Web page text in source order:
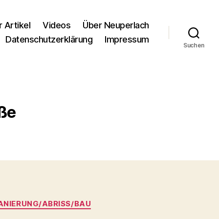
Artikel Videos
Über Neuperlach
Datenschutzerklärung Impressum
Suchen
ABRISS/BAU